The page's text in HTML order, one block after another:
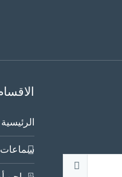
الرئيسية
سماعات